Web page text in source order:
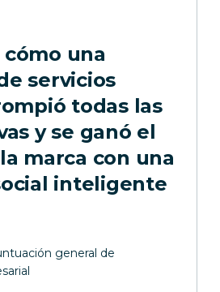
una
servicios
todas las
y se ganó el
marca con una
inteligente
general de